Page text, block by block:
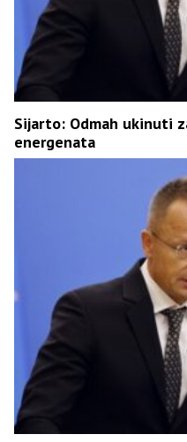
Sijarto: Odmah ukinuti
energenata